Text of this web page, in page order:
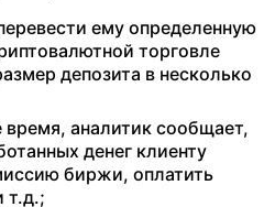
ему определенную
торговле
депозита в несколько
время, аналитик сообщает,
денег клиенту
биржи, оплатить
т.д.;